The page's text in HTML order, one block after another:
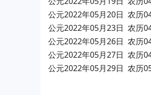
公元2022年05月20日 农历
公元2022年05月23日 农
公元2022年05月26日 农历
公元2022年05月27日 农历
公元2022年05月29日 农历